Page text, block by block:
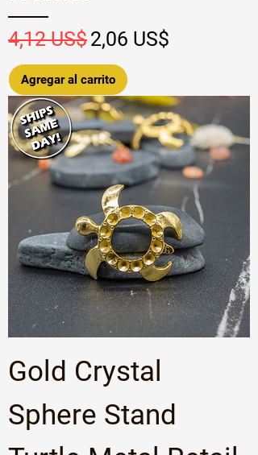
Precio
4,12 US$Precio de oferta
2,06 US$
Agregar al carrito
Gold Crystal
Sphere Stand